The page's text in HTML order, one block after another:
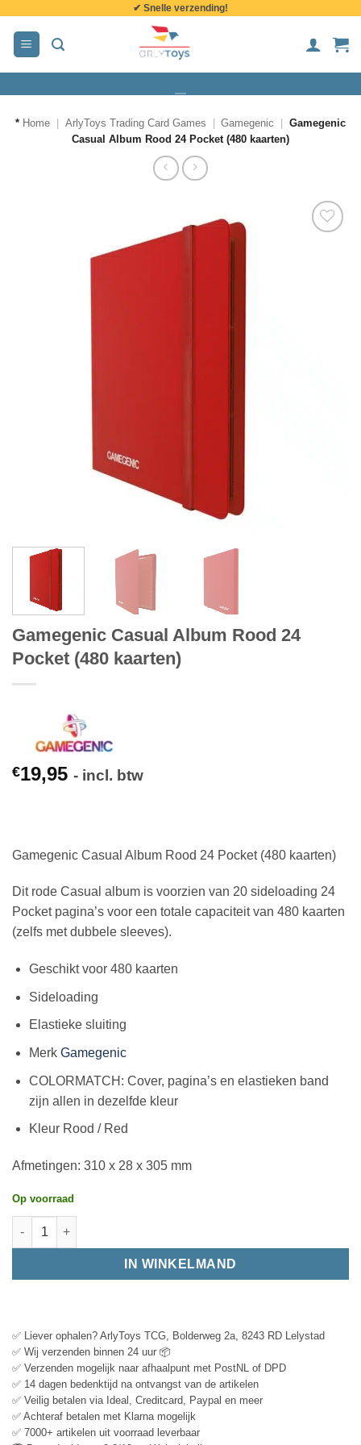
inhoud
✔ Snelle verzending!
* Home ArlyToys Trading Card Games Gamegenic
Gamegenic
Casual Album Rood 24 Pocket (480 kaarten)
Gamegenic Casual Album Rood 24
Pocket (480 kaarten)
€19,95 - incl. btw
Gamegenic Casual Album Rood 24 Pocket (480 kaarten)
Dit rode Casual album is voorzien van 20 sideloading 24
Pocket pagina’s voor een totale capaciteit van 480 kaarten
(zelfs met dubbele sleeves).
Geschikt voor 480 kaarten
Sideloading
Elastieke sluiting
Merk Gamegenic
COLORMATCH: Cover, pagina’s en elastieken band
zijn allen in dezelfde kleur
Kleur Rood / Red
Afmetingen: 310 x 28 x 305 mm
Op voorraad
IN WINKELMAND
✅ Liever ophalen? ArlyToys TCG, Bolderweg 2a, 8243 RD Lelystad
✅ Wij verzenden binnen 24 uur 📦
✅ Verzenden mogelijk naar afhaalpunt met PostNL of DPD
✅ 14 dagen bedenktijd na ontvangst van de artikelen
✅ Veilig betalen via Ideal, Creditcard, Paypal en meer
✅ Achteraf betalen met Klarna mogelijk
✅ 7000+ artikelen uit voorraad leverbaar